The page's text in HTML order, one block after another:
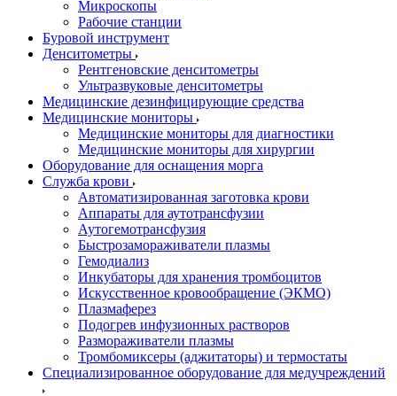
Микроскопы
Рабочие станции
Буровой инструмент
Денситометры
Рентгеновские денситометры
Ультразвуковые денситометры
Медицинские дезинфицирующие средства
Медицинские мониторы
Медицинские мониторы для диагностики
Медицинские мониторы для хирургии
Оборудование для оснащения морга
Служба крови
Автоматизированная заготовка крови
Аппараты для аутотрансфузии
Аутогемотрансфузия
Быстрозамораживатели плазмы
Гемодиализ
Инкубаторы для хранения тромбоцитов
Искусственное кровообращение (ЭКМО)
Плазмаферез
Подогрев инфузионных растворов
Размораживатели плазмы
Тромбомиксеры (аджитаторы) и термостаты
Специализированное оборудование для медучреждений